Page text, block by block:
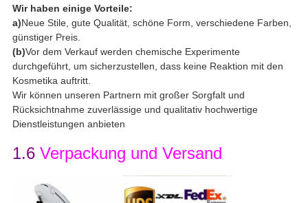
Wir haben einige Vorteile:
a)Neue Stile, gute Qualität, schöne Form, verschiedene Farben,
günstiger Preis.
(b)Vor dem Verkauf werden chemische Experimente
durchgeführt, um sicherzustellen, dass keine Reaktion mit den
Kosmetika auftritt.
Wir können unseren Partnern mit großer Sorgfalt und
Rücksichtnahme zuverlässige und qualitativ hochwertige
Dienstleistungen anbieten
1.6 Verpackung und Versand